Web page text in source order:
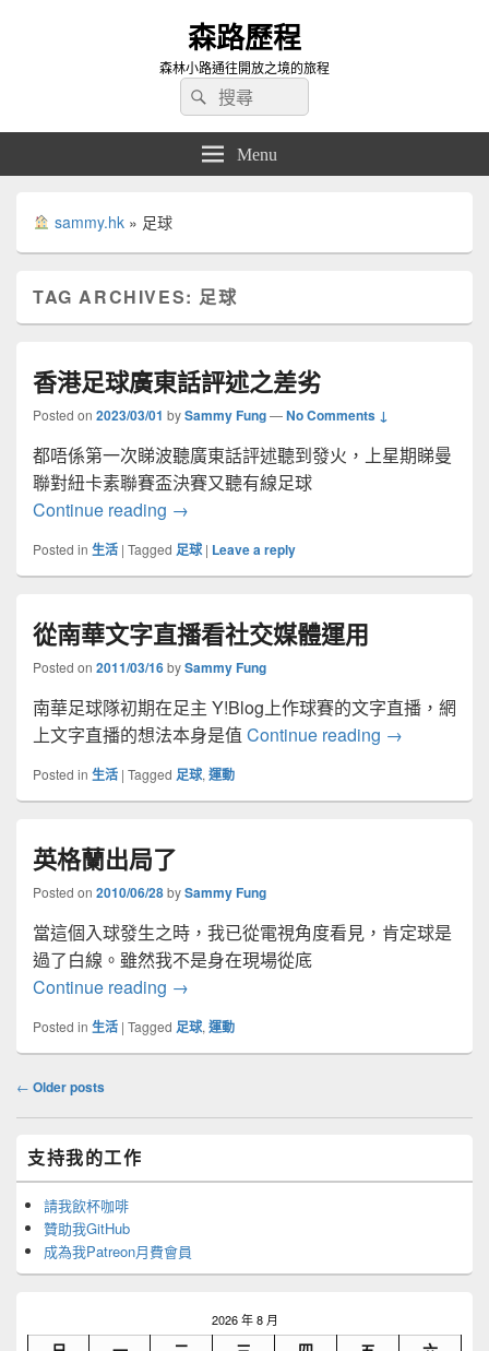
森路歷程
森林小路通往開放之境的旅程
Search
for:
Search
Menu
sammy.hk» 足球
TAG ARCHIVES: 足球
香港足球廣東話評述之差劣
Posted on 2023/03/01 bySammy Fung—No Comments ↓
都唔係第一次睇波聽廣東話評述聽到發火，上星期睇曼
聯對紐卡素聯賽盃決賽又聽有線足球
Continue reading 香港足球廣東話評述之差劣
→
Posted in 生活 | Tagged 足球 | Leave a reply
從南華文字直播看社交媒體運用
Posted on 2011/03/16bySammy Fung
南華足球隊初期在足主 Y!Blog上作球賽的文字直播，網
上文字直播的想法本身是值 Continue reading 從南華文字
→
Posted in 生活 | Tagged 足球, 運動
英格蘭出局了
Posted on 2010/06/28bySammy Fung
當這個入球發生之時，我已從電視角度看見，肯定球是
過了白線。雖然我不是身在現場從底
Continue reading 英格蘭出局了
→
Posted in 生活 | Tagged 足球, 運動
Post
← Older posts
Primary
Sidebar
Widget
Area
支持我的工作
請我飲杯咖啡
贊助我GitHub
成為我Patreon月費會員
2026 年 8 月